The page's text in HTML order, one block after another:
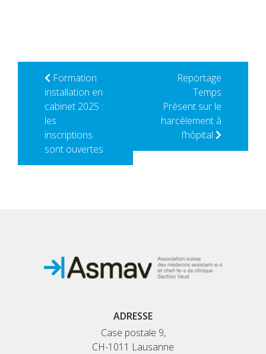
Formation
installation en
cabinet 2025 :
les
inscriptions
sont ouvertes
Reportage
Temps
Présent sur le
harcèlement à
l’hôpital
ADRESSE
Case postale 9,
CH-1011 Lausanne